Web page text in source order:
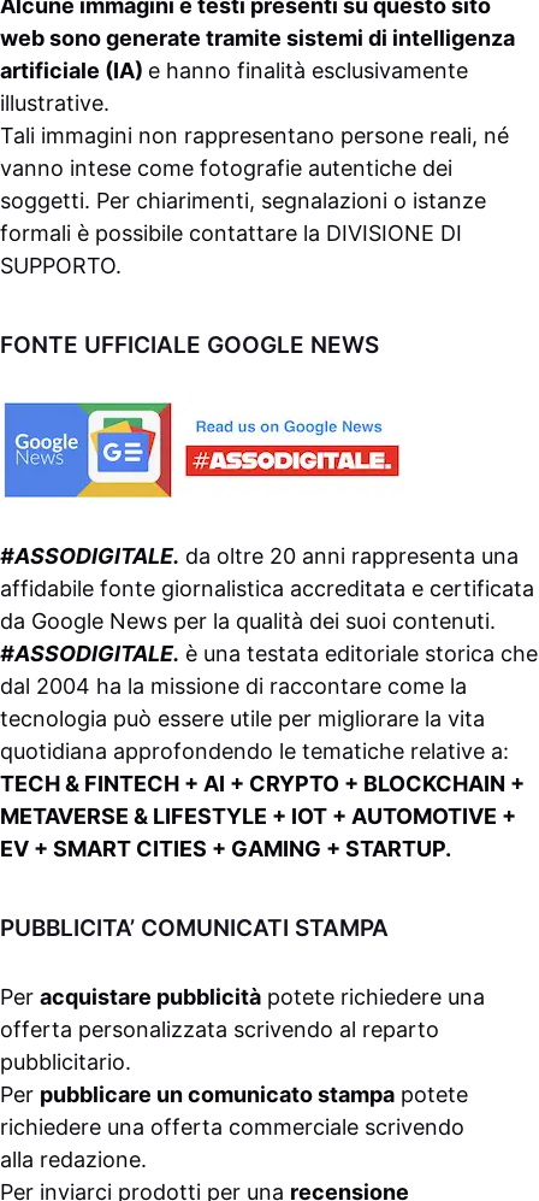
Alcune immagini e testi presenti su questo sito
web sono generate tramite sistemi di intelligenza
artificiale (IA) e hanno finalità esclusivamente
illustrative.
Tali immagini non rappresentano persone reali, né
vanno intese come fotografie autentiche dei
soggetti. Per chiarimenti, segnalazioni o istanze
formali è possibile contattare la DIVISIONE DI
SUPPORTO.
FONTE UFFICIALE GOOGLE NEWS
#ASSODIGITALE. da oltre 20 anni rappresenta una
affidabile fonte giornalistica accreditata e certificata
da Google News per la qualità dei suoi contenuti.
#ASSODIGITALE. è una testata editoriale storica che
dal 2004 ha la missione di raccontare come la
tecnologia può essere utile per migliorare la vita
quotidiana approfondendo le tematiche relative a:
TECH & FINTECH + AI + CRYPTO + BLOCKCHAIN +
METAVERSE & LIFESTYLE + IOT + AUTOMOTIVE +
EV + SMART CITIES + GAMING + STARTUP.
PUBBLICITA’ COMUNICATI STAMPA
Per acquistare pubblicità potete richiedere una
offerta personalizzata scrivendo al reparto
pubblicitario.
Per pubblicare un comunicato stampa potete
richiedere una offerta commerciale scrivendo
alla redazione.
Per inviarci prodotti per una recensione